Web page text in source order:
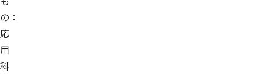
の：
応
用
科